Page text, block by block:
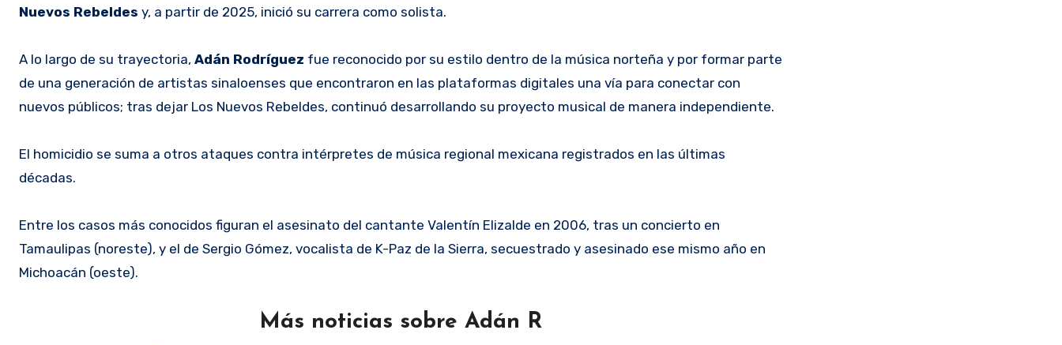
Nuevos Rebeldes y, a partir de 2025, inició su carrera como solista.
A lo largo de su trayectoria, Adán Rodríguez fue reconocido por su estilo dentro de la música norteña y por formar parte
de una generación de artistas sinaloenses que encontraron en las plataformas digitales una vía para conectar con
nuevos públicos; tras dejar Los Nuevos Rebeldes, continuó desarrollando su proyecto musical de manera independiente.
El homicidio se suma a otros ataques contra intérpretes de música regional mexicana registrados en las últimas
décadas.
Entre los casos más conocidos figuran el asesinato del cantante Valentín Elizalde en 2006, tras un concierto en
Tamaulipas (noreste), y el de Sergio Gómez, vocalista de K-Paz de la Sierra, secuestrado y asesinado ese mismo año en
Michoacán (oeste).
Más noticias sobre Adán R